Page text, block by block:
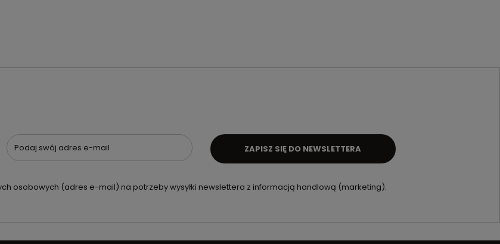
Podaj swój adres e-mail
osobowych (adres e-mail) na potrzeby wysyłki newslettera z informacją handlową (marketing).
ZAPISZ SIĘ DO NEWSLETTERA